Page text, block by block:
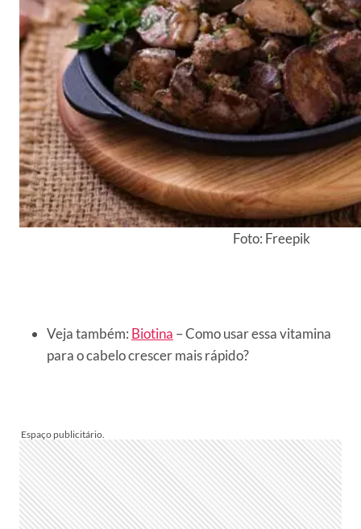
Foto: Freepik
Veja também: Biotina – Como usar essa vitamina
para o cabelo crescer mais rápido?